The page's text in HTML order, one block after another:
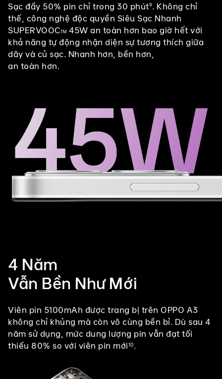
Sạc đầy 50% pin chỉ trong 30 phút9
. Không chỉ
thế, công nghệ độc quyền Siêu Sạc Nhanh
SUPERVOOCTM 45W an toàn hơn bao giờ hết với
khả năng tự động nhận diện sự tương thích giữa
dây và củ sạc. Nhanh hơn, bền hơn,
an toàn hơn.
4 Năm
Vẫn Bền Như Mới
Viên pin 5100mAh được trang bị trên OPPO A3
không chỉ khủng mà còn vô cùng bền bỉ. Dù sau 4
năm sử dụng, mức dung lượng pin vẫn đạt tối
thiểu 80% so với viên pin mới10.